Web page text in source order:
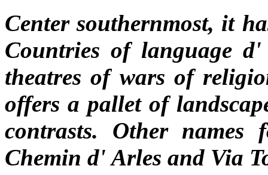
Center southernmost, it
Countries of language
theatres of wars of
offers a pallet of
contrasts. Other
Chemin d' Arles and Via